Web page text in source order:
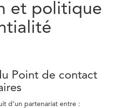
et politique
Point de contact
d’un partenariat entre :